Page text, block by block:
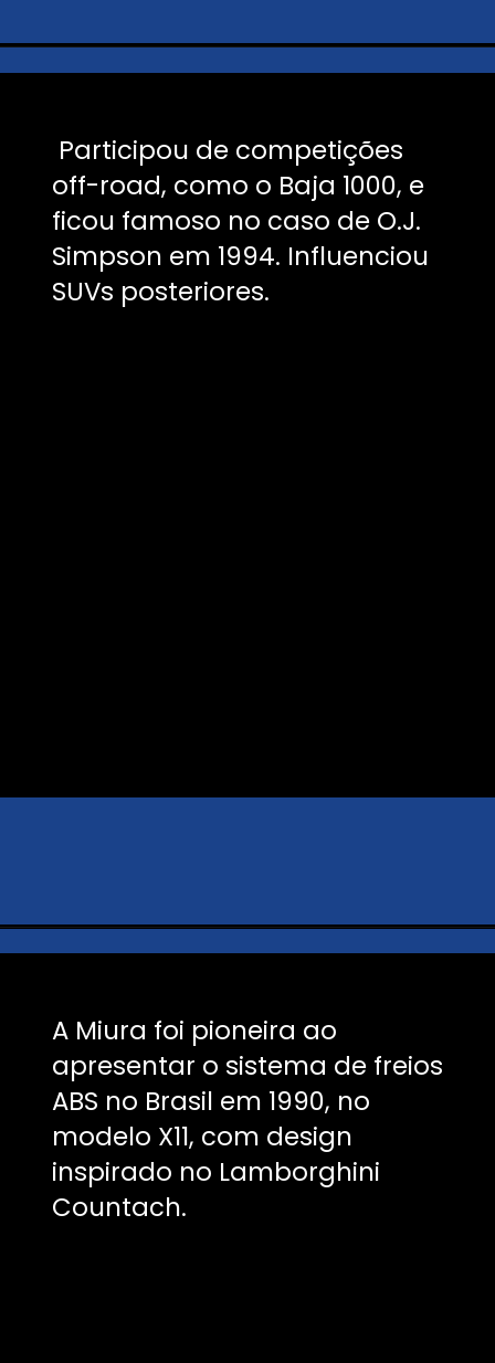
Participou de competições
off-road, como o Baja 1000, e
ficou famoso no caso de O.J.
Simpson em 1994. Influenciou
SUVs posteriores.
A Miura foi pioneira ao
apresentar o sistema de freios
ABS no Brasil em 1990, no
modelo X11, com design
inspirado no Lamborghini
Countach.